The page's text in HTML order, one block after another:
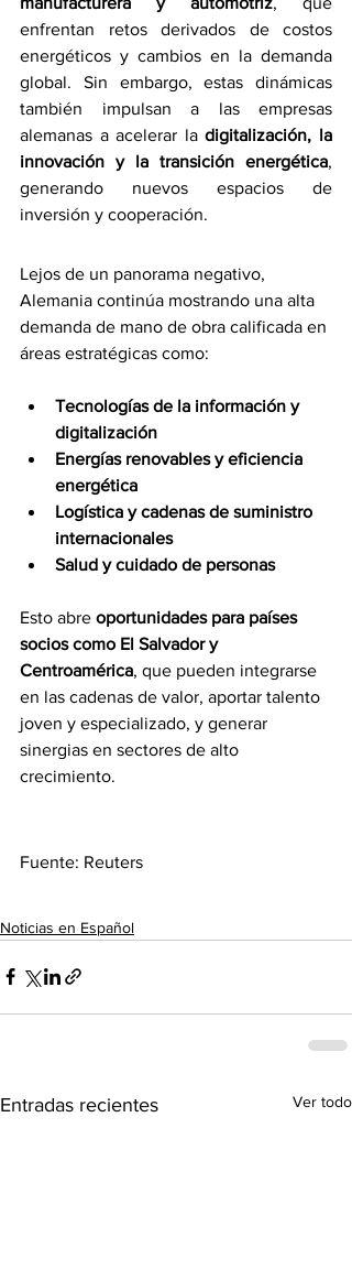
enfrentan retos derivados de costos
energéticos y cambios en la demanda
global. Sin embargo, estas dinámicas
también impulsan a las empresas
alemanas a acelerar la digitalización, la
innovación y la transición energética,
generando nuevos espacios de
inversión y cooperación.
Lejos de un panorama negativo,
Alemania continúa mostrando una alta
demanda de mano de obra calificada en
áreas estratégicas como:
Tecnologías de la información y
digitalización
Energías renovables y eficiencia
energética
Logística y cadenas de suministro
internacionales
Salud y cuidado de personas
Esto abre oportunidades para países
socios como El Salvador y
Centroamérica, que pueden integrarse
en las cadenas de valor, aportar talento
joven y especializado, y generar
sinergias en sectores de alto
crecimiento.
Fuente: Reuters
Noticias en Español
Entradas recientes Ver todo